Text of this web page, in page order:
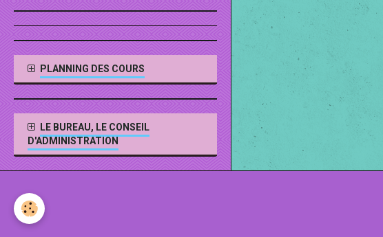
PLANNING DES COURS
LE BUREAU, LE CONSEIL
D'ADMINISTRATION